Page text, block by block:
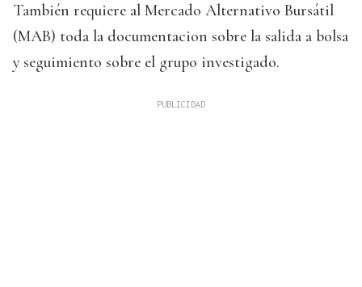
También requiere al Mercado Alternativo Bursátil
(MAB) toda la documentacion sobre la salida a bolsa
y seguimiento sobre el grupo investigado.